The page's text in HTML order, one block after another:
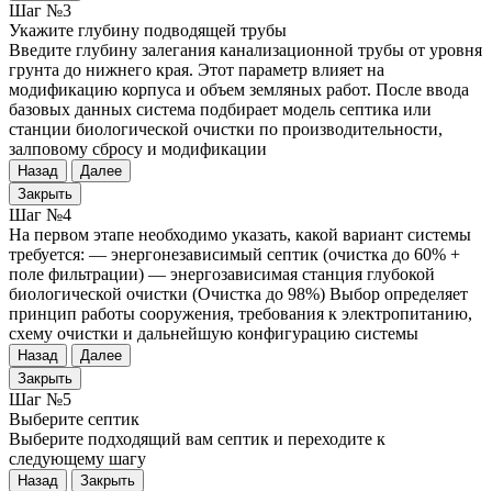
Шаг №3
Укажите глубину подводящей трубы
Введите глубину залегания канализационной трубы от уровня
грунта до нижнего края. Этот параметр влияет на
модификацию корпуса и объем земляных работ. После ввода
базовых данных система подбирает модель септика или
станции биологической очистки по производительности,
залповому сбросу и модификации
Назад
Далее
Закрыть
Шаг №4
На первом этапе необходимо указать, какой вариант системы
требуется: — энергонезависимый септик (очистка до 60% +
поле фильтрации) — энергозависимая станция глубокой
биологической очистки (Очистка до 98%) Выбор определяет
принцип работы сооружения, требования к электропитанию,
схему очистки и дальнейшую конфигурацию системы
Назад
Далее
Закрыть
Шаг №5
Выберите септик
Выберите подходящий вам септик и переходите к
следующему шагу
Назад Закрыть